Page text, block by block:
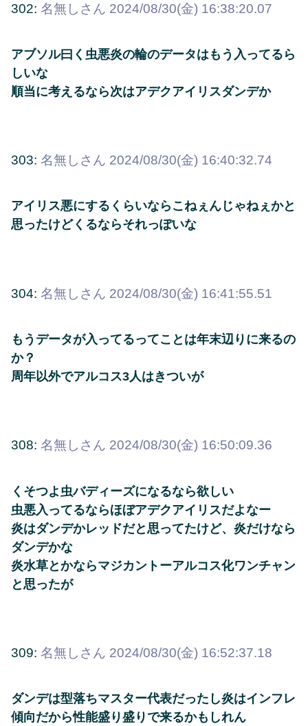
302: 名無しさん 2024/08/30(金) 16:38:20.07
アブソル曰く虫悪炎の輪のデータはもう入ってるら
しいな
順当に考えるなら次はアデクアイリスダンデか
303: 名無しさん 2024/08/30(金) 16:40:32.74
アイリス悪にするくらいならこねぇんじゃねぇかと
思ったけどくるならそれっぽいな
304: 名無しさん 2024/08/30(金) 16:41:55.51
もうデータが入ってるってことは年末辺りに来るの
か？
周年以外でアルコス3人はきついが
308: 名無しさん 2024/08/30(金) 16:50:09.36
くそつよ虫バディーズになるなら欲しい
虫悪入ってるならほぼアデクアイリスだよなー
炎はダンデかレッドだと思ってたけど、炎だけなら
ダンデかな
炎水草とかならマジカントーアルコス化ワンチャン
と思ったが
309: 名無しさん 2024/08/30(金) 16:52:37.18
ダンデは型落ちマスター代表だったし炎はインフレ
傾向だから性能盛り盛りで来るかもしれん